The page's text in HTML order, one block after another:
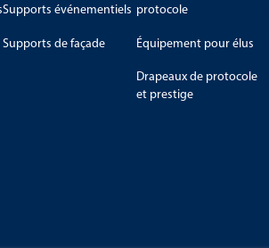
Supports événementiels
Supports de façade
protocole
Équipement pour élus
Drapeaux de protocole
et prestige